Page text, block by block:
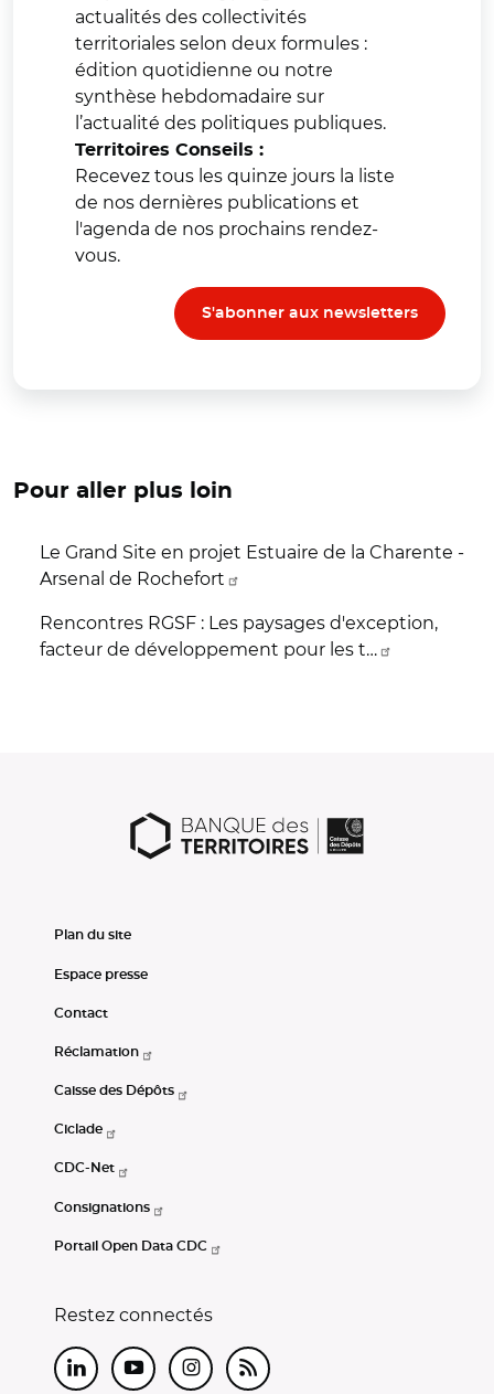
actualités des collectivités
territoriales selon deux formules :
édition quotidienne ou notre
synthèse hebdomadaire sur
l’actualité des politiques publiques.
Territoires Conseils :
Recevez tous les quinze jours la liste
de nos dernières publications et
l'agenda de nos prochains rendez-
vous.
S'abonner aux newsletters
Pour aller plus loin
Le Grand Site en projet Estuaire de la Charente -
Arsenal de Rochefort
Rencontres RGSF : Les paysages d'exception,
facteur de développement pour les t…
Plan du site
Espace presse
Contact
Réclamation
Caisse des Dépôts
Ciclade
CDC-Net
Consignations
Portail Open Data CDC
Restez connectés
LinkedInYoutubeInstagram
RSS